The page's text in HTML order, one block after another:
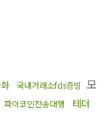
국내거래소fds증빙 모
파이코인전송대행
테더